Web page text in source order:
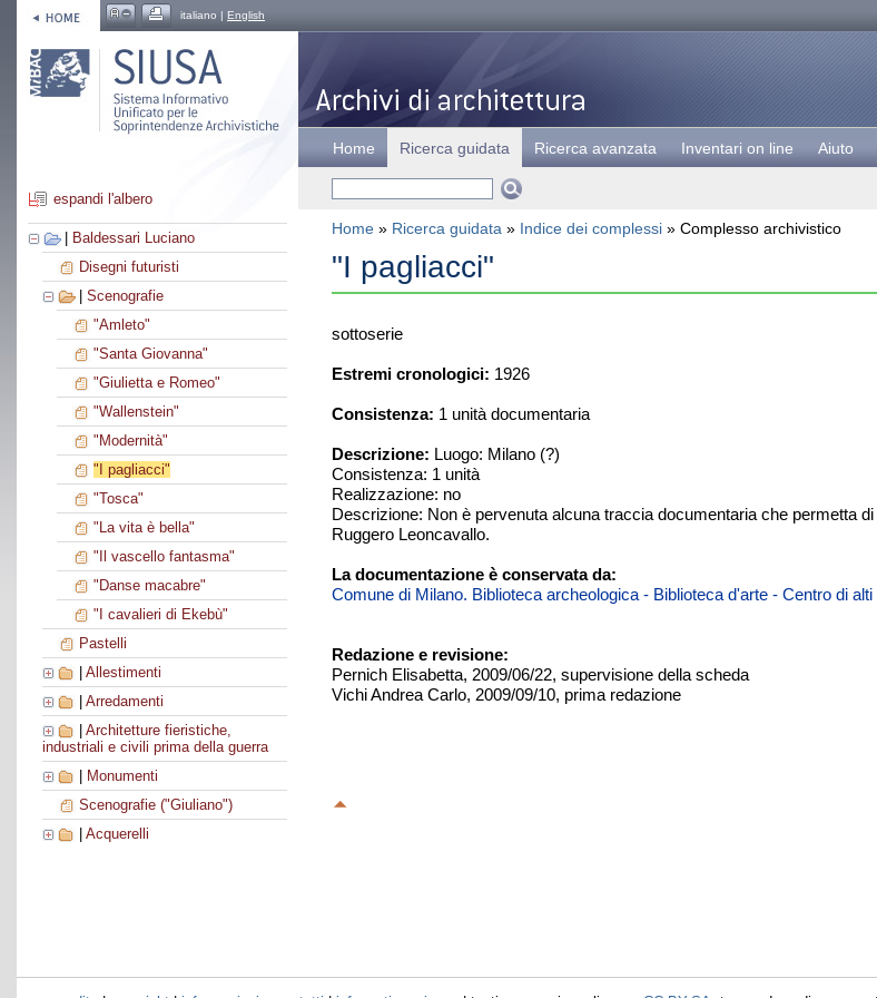
italiano | English
espandi l'albero
Baldessari Luciano
Disegni futuristi
Scenografie
"Amleto"
"Santa Giovanna"
"Giulietta e Romeo"
"Wallenstein"
"Modernità"
"I pagliacci"
"Tosca"
"La vita è bella"
"Il vascello fantasma"
"Danse macabre"
"I cavalieri di Ekebù"
Pastelli
Allestimenti
Arredamenti
Architetture fieristiche,
industriali e civili prima della guerra
Monumenti
Scenografie ("Giuliano")
Acquerelli
Home Ricerca guidata Ricerca avanzata Inventari on line Aiuto
Home » Ricerca guidata » Indice dei complessi » Complesso archivistico
"I pagliacci"
sottoserie
Estremi cronologici: 1926
Consistenza: 1 unità documentaria
Descrizione: Luogo: Milano (?)
Consistenza: 1 unità
Realizzazione: no
Descrizione: Non è pervenuta alcuna traccia documentaria che permetta
Ruggero Leoncavallo.
La documentazione è conservata da:
Comune di Milano. Biblioteca archeologica - Biblioteca d'arte - Centro di
Redazione e revisione:
Pernich Elisabetta, 2009/06/22, supervisione della scheda
Vichi Andrea Carlo, 2009/09/10, prima redazione